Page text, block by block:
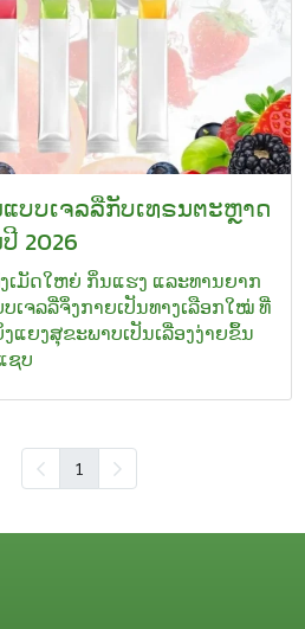
ບບເຈລລີ່ກັບເທຣນຕະຫຼາດ
2026
ເມັດໃຫຍ່ ກິ່ນແຮງ ແລະທານຍາກ
ເຈລລີ່ຈຶ່ງກາຍເປັນທາງເລືອກໃໝ່ ທີ່
ແຍງສຸຂະພາບເປັນເລື່ອງງ່າຍຂຶ້ນ
ຊບ
1